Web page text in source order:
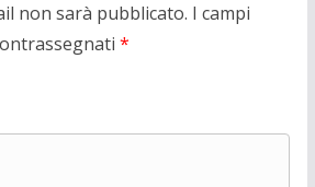
non sarà pubblicato. I campi
*